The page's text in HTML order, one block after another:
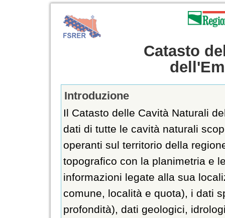
Catasto
Introduzione
Il Catasto delle Cavità Naturali
dati di tutte le cavità naturali
operanti sul territorio della
topografico con la planimetria e
informazioni legate alla sua
comune, località e quota), i dati
profondità), dati geologici,